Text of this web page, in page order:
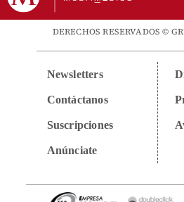
DERECHOS RESERVADOS ©
Newsletters
Contáctanos
Suscripciones
Anúnciate